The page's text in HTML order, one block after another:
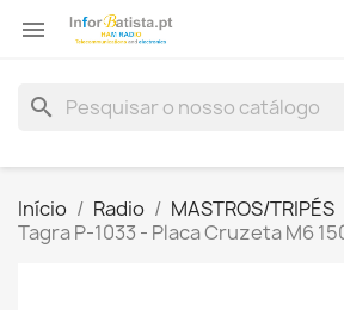

search
Início Radio MASTROS/TRIPÉS
Tagra P-1033 - Placa Cruzeta M6